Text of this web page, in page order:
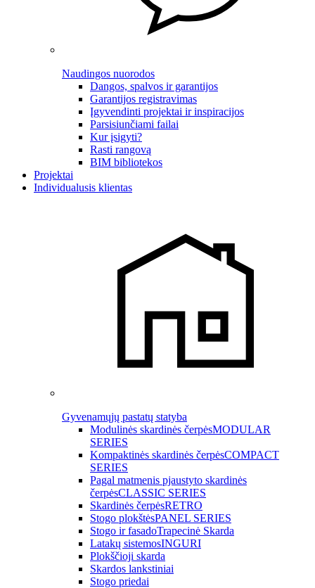
Naudingos nuorodos
Dangos, spalvos ir garantijos
Garantijos registravimas
Įgyvendinti projektai ir inspiracijos
Parsisiunčiami failai
Kur įsigyti?
Rasti rangovą
BIM bibliotekos
Projektai
Individualusis klientas
Gyvenamųjų pastatų statyba
Modulinės skardinės čerpėsMODULAR
SERIES
Kompaktinės skardinės čerpėsCOMPACT
SERIES
Pagal matmenis pjaustyto skardinės
čerpėsCLASSIC SERIES
Skardinės čerpėsRETRO
Stogo plokštėsPANEL SERIES
Stogo ir fasadoTrapecinė Skarda
Latakų sistemosINGURI
Plokščioji skarda
Skardos lankstiniai
Stogo priedai